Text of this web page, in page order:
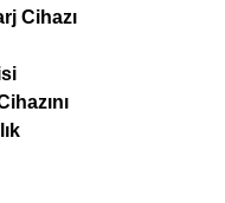
Cihazı